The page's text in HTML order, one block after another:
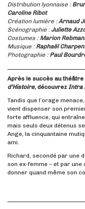
Distribution lyonnaise :
Caroline Ribot
Création lumière :Arnaud
Scénographie :Juliette
Costumes : Marion
Musique : Raphaël
Photographie : Paul
Après le succès au théâtre
d’Histoire, découvrez Intra
Tandis que l’orage
vient dispenser son
forte affluence, qui
mais seuls deux détenus
Ange, la cinquantaine
ami.
Richard, secondé par une
son ex-femme – et par
donner quand même son